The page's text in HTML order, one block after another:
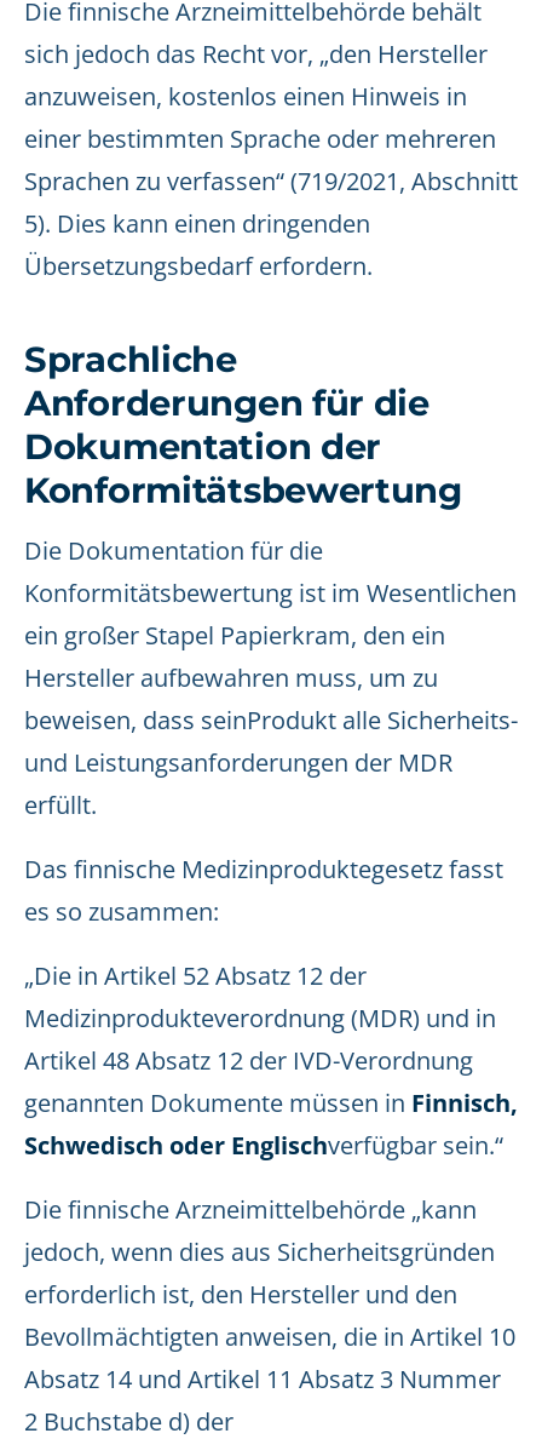
Die finnische Arzneimittelbehörde behält
sich jedoch das Recht vor, „den Hersteller
anzuweisen, kostenlos einen Hinweis in
einer bestimmten Sprache oder mehreren
Sprachen zu verfassen“ (719/2021, Abschnitt
5). Dies kann einen dringenden
Übersetzungsbedarf erfordern.
Sprachliche
Anforderungen für die
Dokumentation der
Konformitätsbewertung
Die Dokumentation für die
Konformitätsbewertung ist im Wesentlichen
ein großer Stapel Papierkram, den ein
Hersteller aufbewahren muss, um zu
beweisen, dass seinProdukt alle Sicherheits-
und Leistungsanforderungen der MDR
erfüllt.
Das finnische Medizinproduktegesetz fasst
es so zusammen:
„Die in Artikel 52 Absatz 12 der
Medizinprodukteverordnung (MDR) und in
Artikel 48 Absatz 12 der IVD-Verordnung
genannten Dokumente müssen in Finnisch,
Schwedisch oder Englischverfügbar sein.“
Die finnische Arzneimittelbehörde „kann
jedoch, wenn dies aus Sicherheitsgründen
erforderlich ist, den Hersteller und den
Bevollmächtigten anweisen, die in Artikel 10
Absatz 14 und Artikel 11 Absatz 3 Nummer
2 Buchstabe d) der